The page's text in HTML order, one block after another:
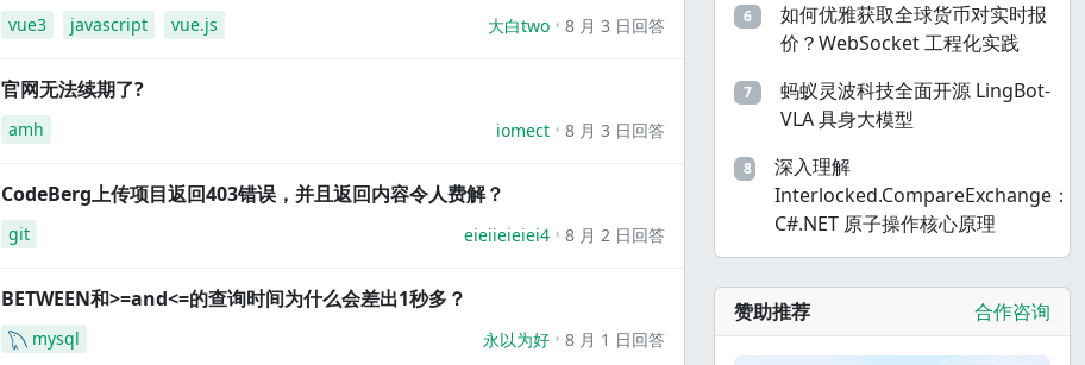
vue3 javascript vue.js 大白two 8 月 3 日回答
官网无法续期了?
amh iomect 8 月 3 日回答
CodeBerg上传项目返回403错误，并且返回内容令人费解？
git eieiieieiei4 8 月 2 日回答
BETWEEN和>=and<=的查询时间为什么会差出1秒多？
mysql 永以为好 8 月 1 日回答
6
如何优雅获取全球货币对实时报
价？WebSocket 工程化实践
7
蚂蚁灵波科技全面开源 LingBot-
VLA 具身大模型
8
深入理解
Interlocked.CompareExchange：
C#.NET 原子操作核心原理
赞助推荐 合作咨询